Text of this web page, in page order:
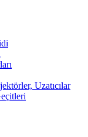
Uzatıcılar